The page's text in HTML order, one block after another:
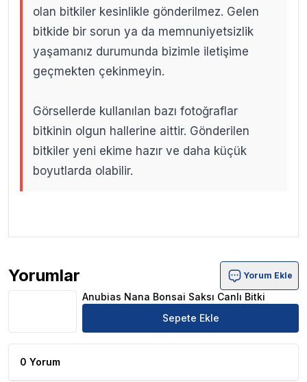
olan bitkiler kesinlikle gönderilmez. Gelen
bitkide bir sorun ya da memnuniyetsizlik
yaşamanız durumunda bizimle iletişime
geçmekten çekinmeyin.
Görsellerde kullanılan bazı fotoğraflar
bitkinin olgun hallerine aittir. Gönderilen
bitkiler yeni ekime hazır ve daha küçük
boyutlarda olabilir.
Yorumlar
Anubias Nana Bonsai Saksı Canlı Bitki Ürün Yorumları
Yorum Ekle
Anubias Nana Bonsai Saksı Canlı Bitki
Sepete Ekle
0 Yorum